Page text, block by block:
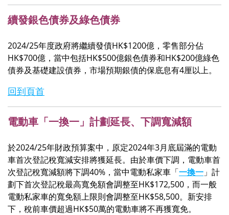
續發銀色債券及綠色債券
2024/25年度政府將繼續發債HK$1200億，零售部分佔
HK$700億，當中包括HK$500億銀色債券和HK$200億綠色
債券及基礎建設債券，市場預期銀債的保底息有4厘以上。
回到頁首
電動車「一換一」計劃延長、下調寬減額
於2024/25年財政預算案中，原定2024年3月底屆滿的電動
車首次登記稅寬減安排將獲延長。由於車價下調，電動車首
次登記稅寬減額將下調40%，當中電動私家車「一換一 」計
劃下首次登記稅最高寬免額會調整至HK$172,500，而一般
電動私家車的寬免額上限則會調整至HK$58,500。 新安排
下，稅前車價超過HK$50萬的電動車將不再獲寬免。